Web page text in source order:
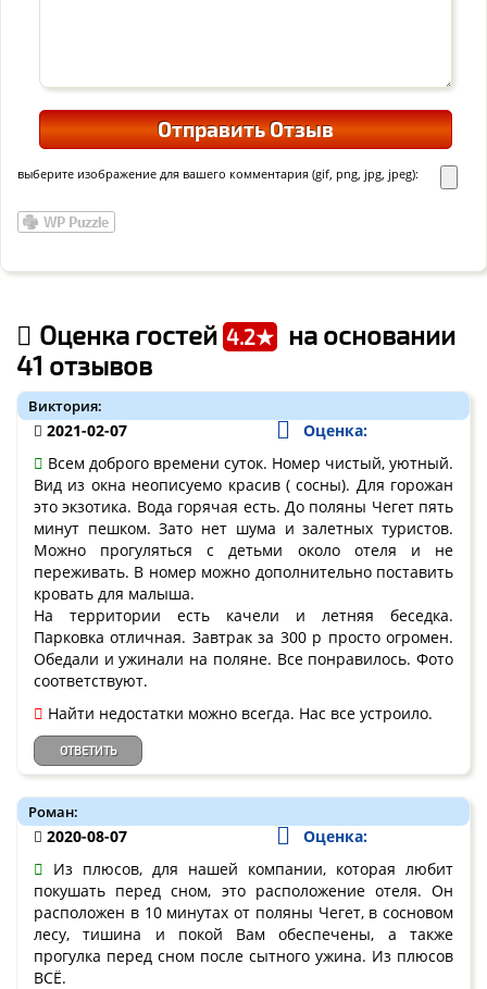
выберите изображение для вашего комментария (gif, png, jpg, jpeg):
Оценка гостей 4.2★
на основании
41 отзывов
Виктория:
2021-02-07
Оценка:
Всем доброго времени суток. Номер чистый, уютный.
Вид из окна неописуемо красив ( сосны). Для горожан
это экзотика. Вода горячая есть. До поляны Чегет пять
минут пешком. Зато нет шума и залетных туристов.
Можно прогуляться с детьми около отеля и не
переживать. В номер можно дополнительно поставить
кровать для малыша.
На территории есть качели и летняя беседка.
Парковка отличная. Завтрак за 300 р просто огромен.
Обедали и ужинали на поляне. Все понравилось. Фото
соответствуют.
Найти недостатки можно всегда. Нас все устроило.
ОТВЕТИТЬ
Роман:
2020-08-07
Оценка:
Из плюсов, для нашей компании, которая любит
покушать перед сном, это расположение отеля. Он
расположен в 10 минутах от поляны Чегет, в сосновом
лесу, тишина и покой Вам обеспечены, а также
прогулка перед сном после сытного ужина. Из плюсов
ВСЁ.